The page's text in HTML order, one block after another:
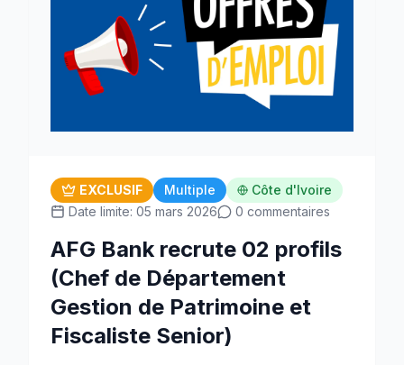
EXCLUSIF Multiple
Côte d'Ivoire
Date limite: 05 mars 2026
0 commentaires
AFG Bank recrute 02 profils
(Chef de Département
Gestion de Patrimoine et
Fiscaliste Senior)